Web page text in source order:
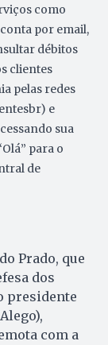
como
por email,
débitos
clientes
pelas redes
e
sua
para o
de
Prado, que
dos
presidente
com a